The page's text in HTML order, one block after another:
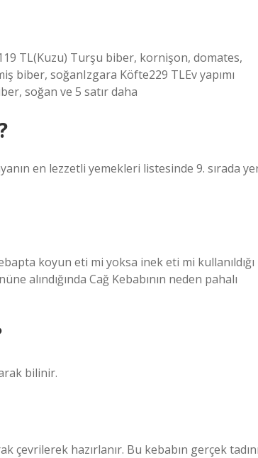
TL(Kuzu) Turşu biber, kornişon, domates,
biber, soğanIzgara Köfte229 TLEv yapımı
soğan ve 5 satır daha
en lezzetli yemekleri listesinde 9. sırada
koyun eti mi yoksa inek eti mi kullanıldığı
alındığında Cağ Kebabının neden pahalı
bilinir.
çevrilerek hazırlanır. Bu kebabın gerçek tadını